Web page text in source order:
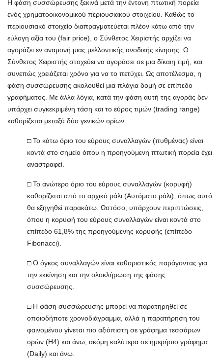
Η φάση συσσώρευσης ξεκινά μετά την έντονη πτωτική πορεία
ενός χρηματοοικονομικού περιουσιακού στοιχείου. Καθώς το
περιουσιακό στοιχείο διαπραγματεύεται πλέον κάτω από την
εύλογη αξία του (fair price), ο Σύνθετος Χειριστής αρχίζει να
αγοράζει εν αναμονή μιας μελλοντικής ανοδικής κίνησης. Ο
Σύνθετος Χειριστής στοχεύει να αγοράσει σε μια δίκαιη τιμή, και
συνεπώς χρειάζεται χρόνο για να το πετύχει. Ως αποτέλεσμα, η
φάση συσσώρευσης ακολουθεί μια πλάγια δομή σε επίπεδο
γραφήματος. Με άλλα λόγια, κατά την φάση αυτή της αγοράς δεν
υπάρχει συγκεκριμένη τάση και το εύρος τιμών (trading range)
καθορίζεται μεταξύ δύο γενικών ορίων.
□ Το κάτω όριο του εύρους συναλλαγών (πυθμένας) είναι
κοντά στο σημείο όπου η προηγούμενη πτωτική πορεία έχει
αναστραφεί.
□ Το ανώτερο όριο του εύρους συναλλαγών (κορυφή)
καθορίζεται από το αρχικό ράλι (Αυτόματο ράλι), όπως αυτό
θα εξηγηθεί παρακάτω. Ωστόσο, υπάρχουν περιπτώσεις,
όπου η κορυφή του εύρους συναλλαγών είναι κοντά στο
επίπεδο 61,8% της προηγούμενης κορυφής (επίπεδο
Fibonacci).
□ Ο όγκος συναλλαγών είναι καθοριστικός παράγοντας για
την εκκίνηση και την ολοκλήρωση της φάσης
συσσώρευσης.
□ Η φάση συσσώρευσης μπορεί να παρατηρηθεί σε
οποιοδήποτε χρονοδιάγραμμα, αλλά η παρατήρηση του
φαινομένου γίνεται πιο αξιόπιστη σε γράφημα τεσσάρων
ορών (H4) και άνω, ακόμη καλύτερα σε ημερήσιο γράφημα
(Daily) και άνω.